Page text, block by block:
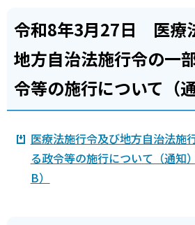
令和8年3月27日 医療
地方自治法施行令の一
令等の施行について（通
医療法施行令及び地方自治法施
る政令等の施行について（通知
B）